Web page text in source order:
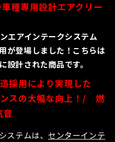
種専用設計エアクリー
エアインテークシステム
が登場しました！こちらは
設計された商品です。
採用により実現した
スの大幅な向上！ / 燃
音
ステムは、 センターインテ